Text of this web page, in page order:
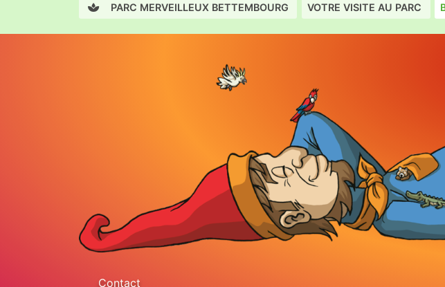
PARC MERVEILLEUX BETTEMBOURG VOTRE VISITE AU PARC
Contact